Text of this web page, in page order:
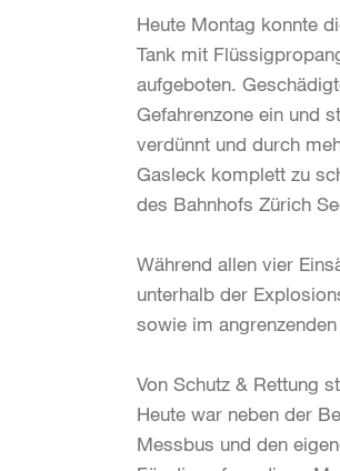
Heute Montag konnte
Tank mit
aufgeboten.
Gefahrenzone ein und
verdünnt und durch
Gasleck komplett zu
des Bahnhofs Zürich
Während allen vier
unterhalb der
sowie im
Von Schutz & Rettung
Heute war neben der
Messbus und den